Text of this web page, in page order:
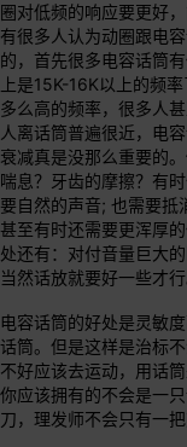
圈对低频的响应要更好
有很多人认为动圈跟电
的，首先很多电容话筒
上是15K-16K以上的频
多么高的频率，很多人
人离话筒普遍很近，电
衰减真是没那么重要的
喘息？牙齿的摩擦？有
要自然的声音; 也需要抵
甚至有时还需要更浑厚
处还有：对付音量巨大
当然话放就要好一些才行
电容话筒的好处是灵敏
话筒。但是这样是治标
不好应该去运动，用话
你应该拥有的不会是一
刀，理发师不会只有一把